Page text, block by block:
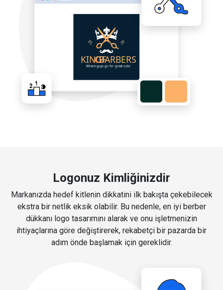
Logonuz Kimliğinizdir
Markanızda hedef kitlenin dikkatini ilk bakışta çekebilecek
ekstra bir netlik eksik olabilir. Bu nedenle, en iyi berber
dükkanı logo tasarımını alarak ve onu işletmenizin
ihtiyaçlarına göre değiştirerek, rekabetçi bir pazarda bir
adım önde başlamak için gereklidir.